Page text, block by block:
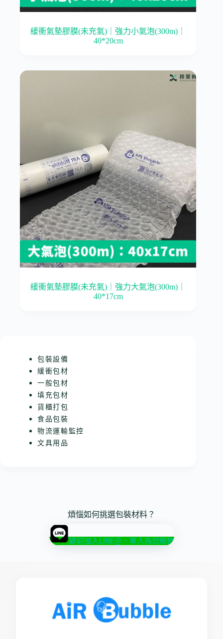
緩衝氣墊膠膜(未充氣)｜強力小氣泡(300m)｜
40*20cm
緩衝氣墊膠膜(未充氣)｜強力大氣泡(300m)｜
40*17cm
包裝設備
緩衝包材
一般包材
填充包材
貨櫃打包
食品包裝
物流運輸監控
文具用品
煩惱如何挑選包裝材料？
歡迎加入LINE@，專人為您服務